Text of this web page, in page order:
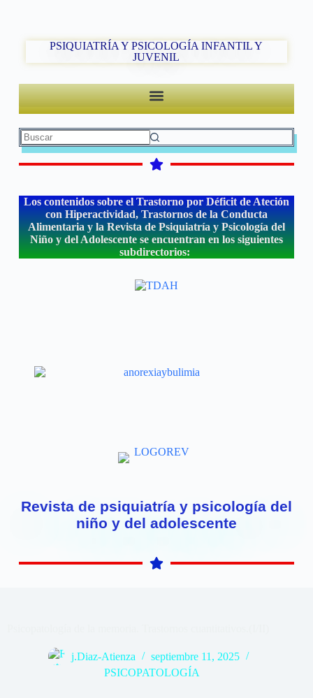
PSIQUIATRÍA Y PSICOLOGÍA INFANTIL Y
JUVENIL
Los contenidos sobre el Trastorno por Déficit de Ateción
con Hiperactividad, Trastornos de la Conducta
Alimentaria y la Revista de Psiquiatría y Psicología del
Niño y del Adolescente se encuentran en los siguientes
subdirectorios:
Revista de psiquiatría y psicología del
niño y del adolescente
j.Diaz-Atienza
septiembre 11, 2025
PSICOPATOLOGÍA